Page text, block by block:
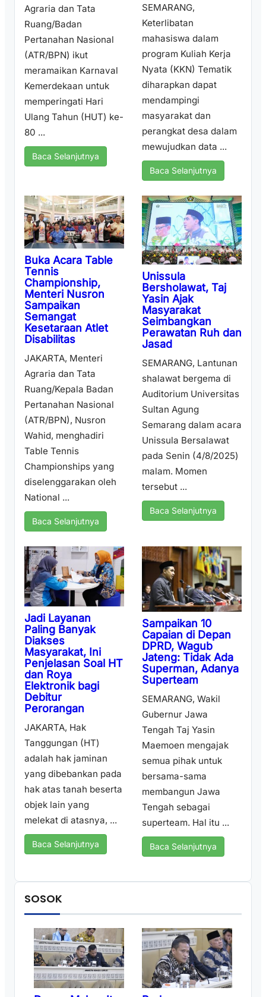
Agraria dan Tata
Ruang/Badan
Pertanahan Nasional
(ATR/BPN) ikut
meramaikan Karnaval
Kemerdekaan untuk
memperingati Hari
Ulang Tahun (HUT) ke-
80 ...
Baca Selanjutnya
SEMARANG,
Keterlibatan
mahasiswa dalam
program Kuliah Kerja
Nyata (KKN) Tematik
diharapkan dapat
mendampingi
masyarakat dan
perangkat desa dalam
mewujudkan data ...
Baca Selanjutnya
Buka Acara Table
Tennis
Championship,
Menteri Nusron
Sampaikan
Semangat
Kesetaraan Atlet
Disabilitas
JAKARTA, Menteri
Agraria dan Tata
Ruang/Kepala Badan
Pertanahan Nasional
(ATR/BPN), Nusron
Wahid, menghadiri
Table Tennis
Championships yang
diselenggarakan oleh
National ...
Baca Selanjutnya
Unissula
Bersholawat, Taj
Yasin Ajak
Masyarakat
Seimbangkan
Perawatan Ruh dan
Jasad
SEMARANG, Lantunan
shalawat bergema di
Auditorium Universitas
Sultan Agung
Semarang dalam acara
Unissula Bersalawat
pada Senin (4/8/2025)
malam. Momen
tersebut ...
Baca Selanjutnya
Jadi Layanan
Paling Banyak
Diakses
Masyarakat, Ini
Penjelasan Soal HT
dan Roya
Elektronik bagi
Debitur
Perorangan
JAKARTA, Hak
Tanggungan (HT)
adalah hak jaminan
yang dibebankan pada
hak atas tanah beserta
objek lain yang
melekat di atasnya, ...
Baca Selanjutnya
Sampaikan 10
Capaian di Depan
DPRD, Wagub
Jateng: Tidak Ada
Superman, Adanya
Superteam
SEMARANG, Wakil
Gubernur Jawa
Tengah Taj Yasin
Maemoen mengajak
semua pihak untuk
bersama-sama
membangun Jawa
Tengah sebagai
superteam. Hal itu ...
Baca Selanjutnya
SOSOK